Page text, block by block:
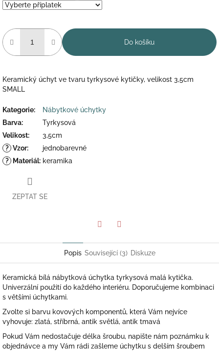
Do košíku
Keramický úchyt ve tvaru tyrkysové kytičky, velikost 3,5cm
SMALL
Kategorie:
Nábytkové úchytky
Barva:
Tyrkysová
Velikost:
3,5cm
? Vzor:
jednobarevné
?
Materiál: keramika
ZEPTAT SE
Popis Související (3) Diskuze
Keramická bílá nábytková úchytka tyrkysová malá kytička.
Univerzální použití do každého interiéru. Doporučujeme kombinaci
s většími úchytkami.
Zvolte si barvu kovových komponentů, která Vám nejvíce
vyhovuje: zlatá, stříbrná, antik světlá, antik tmavá
Pokud Vám nedostačuje délka šroubu, napište nám poznámku k
objednávce a my Vám rádi zašleme úchytku s delším šroubem